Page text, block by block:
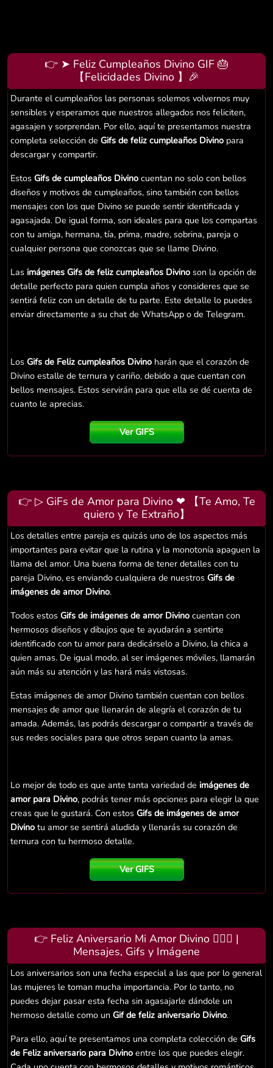
👉 ➤ Feliz Cumpleaños Divino GIF 🎂
【Felicidades Divino 】🎉
Durante el cumpleaños las personas solemos volvernos muy
sensibles y esperamos que nuestros allegados nos feliciten,
agasajen y sorprendan. Por ello, aquí te presentamos nuestra
completa selección de Gifs de feliz cumpleaños Divino para
descargar y compartir.
Estos Gifs de cumpleaños Divino cuentan no solo con bellos
diseños y motivos de cumpleaños, sino también con bellos
mensajes con los que Divino se puede sentir identificada y
agasajada. De igual forma, son ideales para que los compartas
con tu amiga, hermana, tía, prima, madre, sobrina, pareja o
cualquier persona que conozcas que se llame Divino.
Las imágenes Gifs de feliz cumpleaños Divino son la opción de
detalle perfecto para quien cumpla años y consideres que se
sentirá feliz con un detalle de tu parte. Este detalle lo puedes
enviar directamente a su chat de WhatsApp o de Telegram.
Los Gifs de Feliz cumpleaños Divino harán que el corazón de
Divino estalle de ternura y cariño, debido a que cuentan con
bellos mensajes. Estos servirán para que ella se dé cuenta de
cuanto le aprecias.
Ver GIFS
👉 ▷ GiFs de Amor para Divino ❤ 【Te Amo, Te
quiero y Te Extraño】
Los detalles entre pareja es quizás uno de los aspectos más
importantes para evitar que la rutina y la monotonía apaguen la
llama del amor. Una buena forma de tener detalles con tu
pareja Divino, es enviando cualquiera de nuestros Gifs de
imágenes de amor Divino.
Todos estos Gifs de imágenes de amor Divino cuentan con
hermosos diseños y dibujos que te ayudarán a sentirte
identificado con tu amor para dedicárselo a Divino, la chica a
quien amas. De igual modo, al ser imágenes móviles, llamarán
aún más su atención y las hará más vistosas.
Estas imágenes de amor Divino también cuentan con bellos
mensajes de amor que llenarán de alegría el corazón de tu
amada. Además, las podrás descargar o compartir a través de
sus redes sociales para que otros sepan cuanto la amas.
Lo mejor de todo es que ante tanta variedad de imágenes de
amor para Divino, podrás tener más opciones para elegir la que
creas que le gustará. Con estos Gifs de imágenes de amor
Divino tu amor se sentirá aludida y llenarás su corazón de
ternura con tu hermoso detalle.
Ver GIFS
👉 Feliz Aniversario Mi Amor Divino 👨‍❤️‍👨 |
Mensajes, Gifs y Imágene
Los aniversarios son una fecha especial a las que por lo general
las mujeres le toman mucha importancia. Por lo tanto, no
puedes dejar pasar esta fecha sin agasajarle dándole un
hermoso detalle como un Gif de feliz aniversario Divino.
Para ello, aquí te presentamos una completa colección de Gifs
de Feliz aniversario para Divino entre los que puedes elegir.